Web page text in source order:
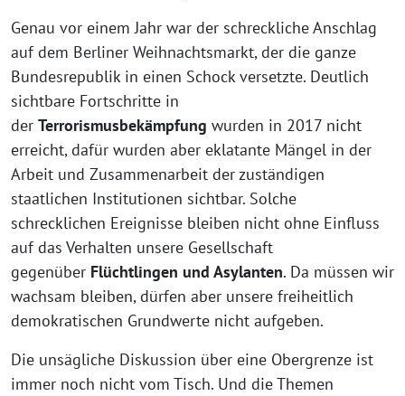
Genau vor einem Jahr war der schreckliche Anschlag
auf dem Berliner Weihnachtsmarkt, der die ganze
Bundesrepublik in einen Schock versetzte. Deutlich
sichtbare Fortschritte in
der Terrorismusbekämpfung wurden in 2017 nicht
erreicht, dafür wurden aber eklatante Mängel in der
Arbeit und Zusammenarbeit der zuständigen
staatlichen Institutionen sichtbar. Solche
schrecklichen Ereignisse bleiben nicht ohne Einfluss
auf das Verhalten unsere Gesellschaft
gegenüber Flüchtlingen und Asylanten. Da müssen wir
wachsam bleiben, dürfen aber unsere freiheitlich
demokratischen Grundwerte nicht aufgeben.
Die unsägliche Diskussion über eine Obergrenze ist
immer noch nicht vom Tisch. Und die Themen